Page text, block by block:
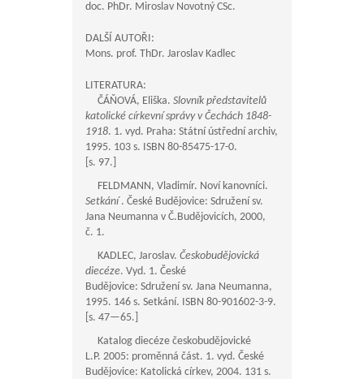
doc. PhDr. Miroslav Novotný CSc.
DALŠÍ AUTOŘI:
Mons. prof. ThDr. Jaroslav Kadlec
LITERATURA:
ČÁŇOVÁ, Eliška. Slovník představitelů
katolické církevní správy v Čechách 1848-
1918. 1. vyd. Praha: Státní ústřední archiv,
1995. 103 s. ISBN 80-85475-17-0.
[s. 97.]
FELDMANN, Vladimír. Noví kanovníci.
Setkání. České Budějovice: Sdružení sv.
Jana Neumanna v Č.Budějovicích, 2000,
č. 1.
KADLEC, Jaroslav. Českobudějovická
diecéze. Vyd. 1. České
Budějovice: Sdružení sv. Jana Neumanna,
1995. 146 s. Setkání. ISBN 80-901602-3-9.
[s. 47—65.]
Katalog diecéze českobudějovické
L.P. 2005: proměnná část. 1. vyd. České
Budějovice: Katolická církev, 2004. 131 s.